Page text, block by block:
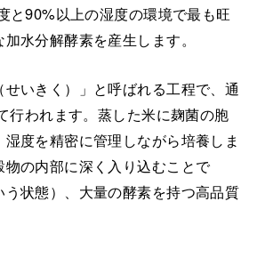
90%以上の湿度の環境で最も旺
水分解酵素を産生します。
いきく）」と呼ばれる工程で、通
行われます。蒸した米に麹菌の胞
度を精密に管理しながら培養しま
の内部に深く入り込むことで
う状態）、大量の酵素を持つ高品質